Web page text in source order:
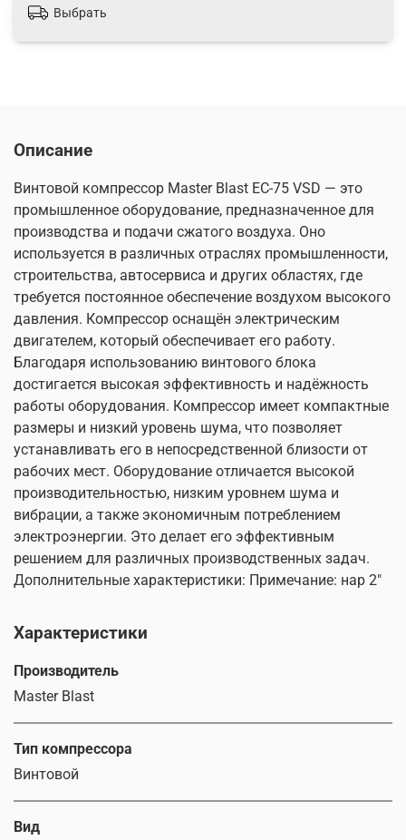
Выбрать
Описание
Винтовой компрессор Master Blast EC-75 VSD — это
промышленное оборудование, предназначенное для
производства и подачи сжатого воздуха. Оно
используется в различных отраслях промышленности,
строительства, автосервиса и других областях, где
требуется постоянное обеспечение воздухом высокого
давления. Компрессор оснащён электрическим
двигателем, который обеспечивает его работу.
Благодаря использованию винтового блока
достигается высокая эффективность и надёжность
работы оборудования. Компрессор имеет компактные
размеры и низкий уровень шума, что позволяет
устанавливать его в непосредственной близости от
рабочих мест. Оборудование отличается высокой
производительностью, низким уровнем шума и
вибрации, а также экономичным потреблением
электроэнергии. Это делает его эффективным
решением для различных производственных задач.
Дополнительные характеристики: Примечание: нар 2"
Характеристики
Производитель
Master Blast
Тип компрессора
Винтовой
Вид